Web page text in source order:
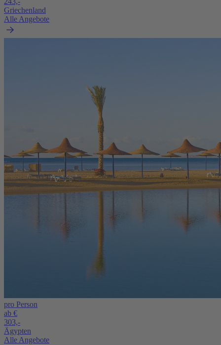
Griechenland
Alle Angebote
pro Person
ab €
303,-
Ägypten
Alle Angebote